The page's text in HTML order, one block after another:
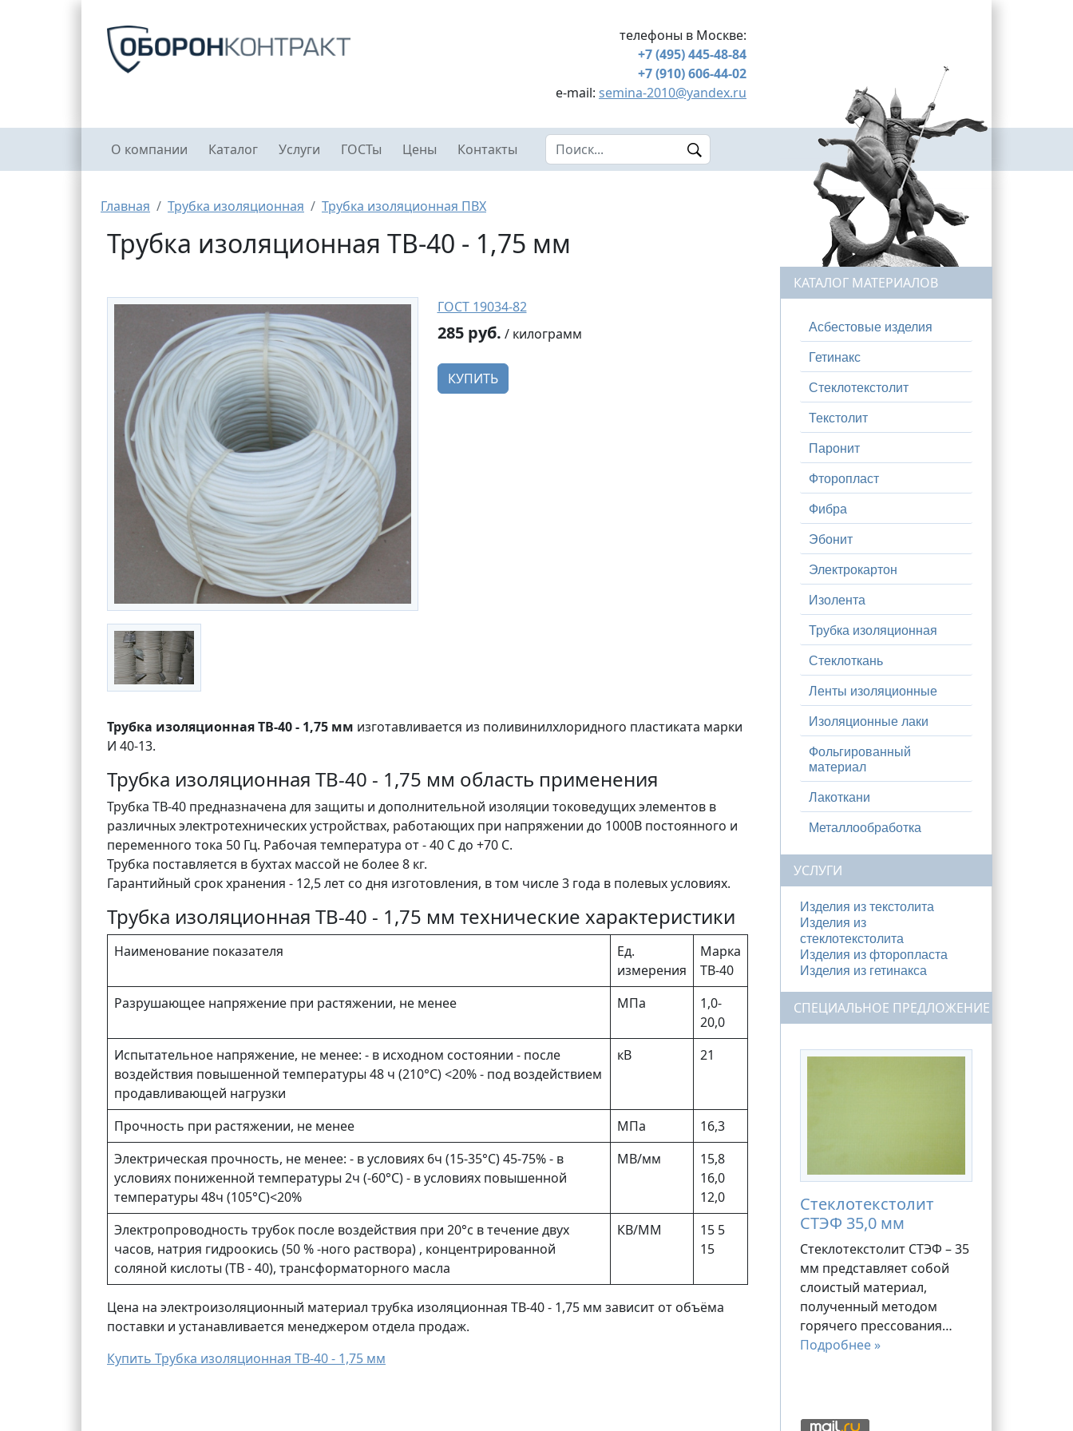
телефоны в Москве:
+7 (495) 445-48-84
+7 (910) 606-44-02
e-mail: semina-2010@yandex.ru
Главное меню
О компании Каталог Услуги ГОСТы Цены Контакты Search this site
Строка навигации
Главная Трубка изоляционная Трубка изоляционная ПВХ
Трубка изоляционная ТВ-40 - 1,75 мм
ГОСТ 19034-82
285 руб. / килограмм
КУПИТЬ
Трубка изоляционная ТВ-40 - 1,75 мм изготавливается из поливинилхлоридного пластиката марки
И 40-13.
Трубка изоляционная ТВ-40 - 1,75 мм область применения
Трубка ТВ-40 предназначена для защиты и дополнительной изоляции токоведущих элементов в
различных электротехнических устройствах, работающих при напряжении до 1000В постоянного и
переменного тока 50 Гц. Рабочая температура от - 40 С до +70 С.
Трубка поставляется в бухтах массой не более 8 кг.
Гарантийный срок хранения - 12,5 лет со дня изготовления, в том числе 3 года в полевых условиях.
Трубка изоляционная ТВ-40 - 1,75 мм технические характеристики
Наименование показателя
Ед.
измерения
Марка
ТВ-40
Разрушающее напряжение при растяжении, не менее
МПа
1,0-
20,0
Испытательное напряжение, не менее: - в исходном состоянии - после
воздействия повышенной температуры 48 ч (210°С) <20% - под воздействием
продавливающей нагрузки
кВ 21
Прочность при растяжении, не менее МПа
16,3
Электрическая прочность, не менее: - в условиях 6ч (15-35°С) 45-75% - в
условиях пониженной температуры 2ч (-60°С) - в условиях повышенной
температуры 48ч (105°С)<20%
МВ/мм
15,8
16,0
12,0
Электропроводность трубок после воздействия при 20°с в течение двух
часов, натрия гидроокись (50 % -ного раствора) , концентрированной
соляной кислоты (ТВ - 40), трансформаторного масла
КВ/ММ
15 5
15
Цена на электроизоляционный материал трубка изоляционная ТВ-40 - 1,75 мм зависит от объёма
поставки и устанавливается менеджером отдела продаж.
Купить Трубка изоляционная ТВ-40 - 1,75 мм
КАТАЛОГ МАТЕРИАЛОВ
Асбестовые изделия
Гетинакс
Стеклотекстолит
Текстолит
Паронит
Фторопласт
Фибра
Эбонит
Электрокартон
Изолента
Трубка изоляционная
Стеклоткань
Ленты изоляционные
Изоляционные лаки
Фольгированный
материал
Лакоткани
Металлообработка
УСЛУГИ
Изделия из текстолита
Изделия из
стеклотекстолита
Изделия из фторопласта
Изделия из гетинакса
СПЕЦИАЛЬНОЕ ПРЕДЛОЖЕНИЕ
Стеклотекстолит
СТЭФ 35,0 мм
Стеклотекстолит СТЭФ – 35
мм представляет собой
слоистый материал,
полученный методом
горячего прессования…
Подробнее »